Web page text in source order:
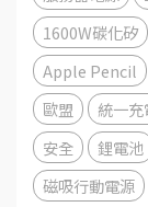
1600W碳化矽
Apple Pencil
歐盟
統一
安全
鋰電池
磁吸行動電源